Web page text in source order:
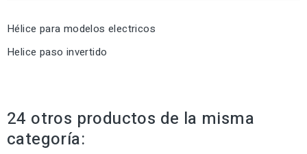
Hélice para modelos electricos
Helice paso invertido
24 otros productos de la misma
categoría: